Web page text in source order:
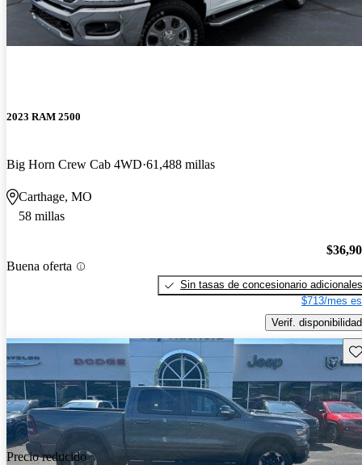
2023 RAM 2500
Big Horn Crew Cab 4WD 61,488 millas
Carthage, MO
58 millas
Buena oferta
Sin tasas de concesionario adicionales
$713/mes
Verif. disponibilidad
Precio reducido